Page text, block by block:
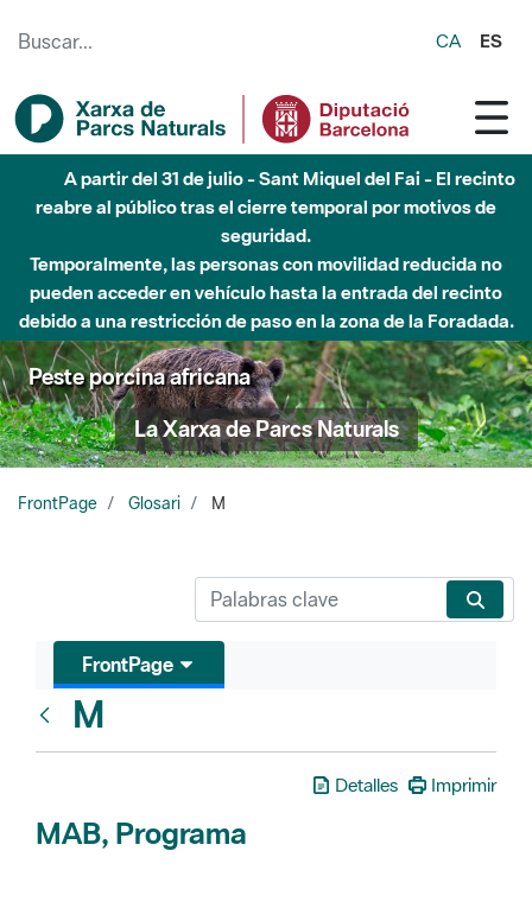
CA ES
A partir del 31 de julio - Sant Miquel del Fai - El recinto
reabre al público tras el cierre temporal por motivos de
seguridad.
Temporalmente, las personas con movilidad reducida no
pueden acceder en vehículo hasta la entrada del recinto
debido a una restricción de paso en la zona de la Foradada.
Peste porcina africana
La Xarxa de Parcs Naturals
FrontPage Glosari M
FrontPage
M
Detalles Imprimir
MAB, Programa